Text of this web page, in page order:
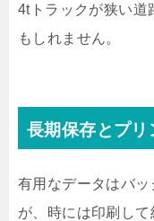
4tトラックが狭い道
もしれません。
長期保存とプリ
有用なデータはバ
が、時には印刷して